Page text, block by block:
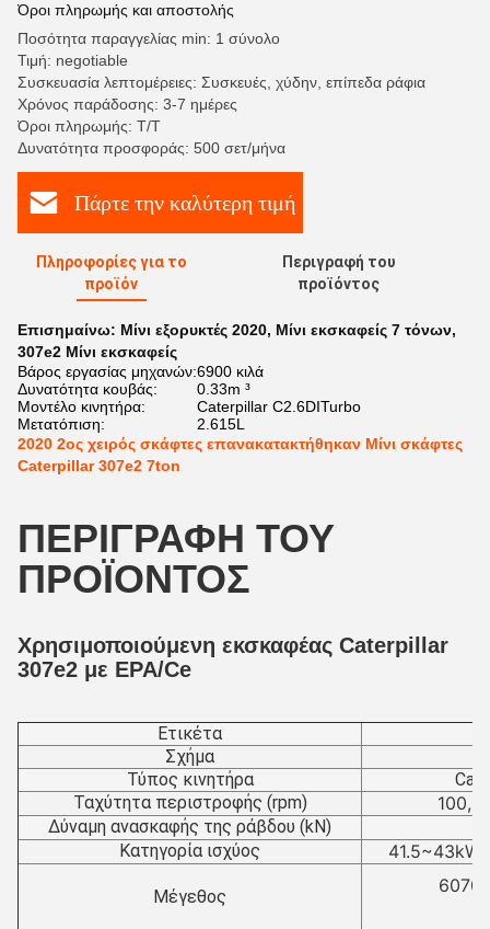
Όροι πληρωμής και αποστολής
Ποσότητα παραγγελίας min: 1 σύνολο
Τιμή: negotiable
Συσκευασία λεπτομέρειες: Συσκευές, χύδην, επίπεδα ράφια
Χρόνος παράδοσης: 3-7 ημέρες
Όροι πληρωμής: Τ/Τ
Δυνατότητα προσφοράς: 500 σετ/μήνα
Πάρτε την καλύτερη τιμή
Πληροφορίες για το
προϊόν
Περιγραφή του
προϊόντος
Επισημαίνω: Μίνι εξορυκτές 2020, Μίνι εκσκαφείς 7 τόνων,
307e2 Μίνι εκσκαφείς
Βάρος εργασίας μηχανών:6900 κιλά
Δυνατότητα κουβάς:
0.33m ³
Μοντέλο κινητήρα:
Caterpillar C2.6DITurbo
Μετατόπιση:
2.615L
2020 2ος χειρός σκάφτες επανακατακτήθηκαν Μίνι σκάφτες
Caterpillar 307e2 7ton
ΠΕΡΙΓΡΑΦΉ ΤΟΥ
ΠΡΟΪΌΝΤΟΣ
Χρησιμοποιούμενη εκσκαφέας Caterpillar
307e2 με EPA/Ce
Ετικέτα
Σχήμα
Τύπος κινητήρα
Ταχύτητα περιστροφής (rpm)
100,8
Δύναμη ανασκαφής της ράβδου (kN)
Κατηγορία ισχύος
Μέγεθος
6070